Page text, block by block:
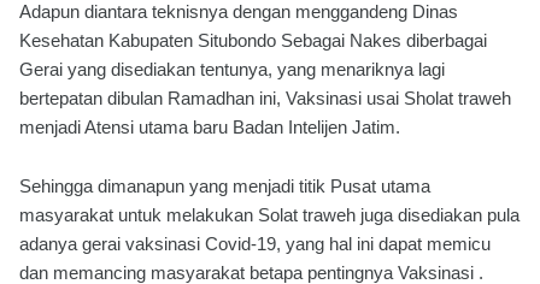
Adapun diantara teknisnya dengan menggandeng Dinas
Kesehatan Kabupaten Situbondo Sebagai Nakes diberbagai
Gerai yang disediakan tentunya, yang menariknya lagi
bertepatan dibulan Ramadhan ini, Vaksinasi usai Sholat traweh
menjadi Atensi utama baru Badan Intelijen Jatim.
Sehingga dimanapun yang menjadi titik Pusat utama
masyarakat untuk melakukan Solat traweh juga disediakan pula
adanya gerai vaksinasi Covid-19, yang hal ini dapat memicu
dan memancing masyarakat betapa pentingnya Vaksinasi .